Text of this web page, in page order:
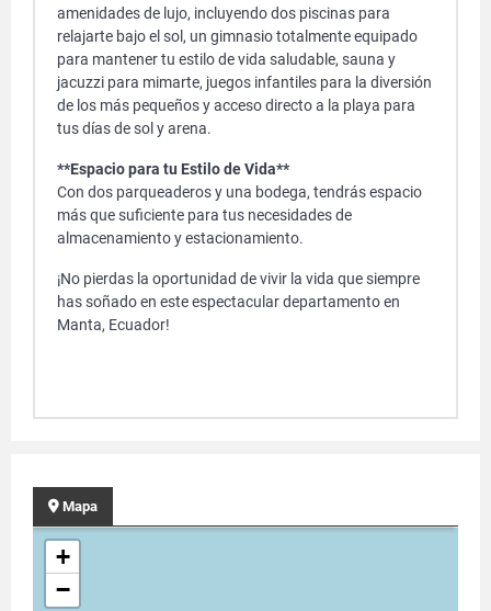
amenidades de lujo, incluyendo dos piscinas para
relajarte bajo el sol, un gimnasio totalmente equipado
para mantener tu estilo de vida saludable, sauna y
jacuzzi para mimarte, juegos infantiles para la diversión
de los más pequeños y acceso directo a la playa para
tus días de sol y arena.
**Espacio para tu Estilo de Vida**
Con dos parqueaderos y una bodega, tendrás espacio
más que suficiente para tus necesidades de
almacenamiento y estacionamiento.
¡No pierdas la oportunidad de vivir la vida que siempre
has soñado en este espectacular departamento en
Manta, Ecuador!
Mapa
+
−